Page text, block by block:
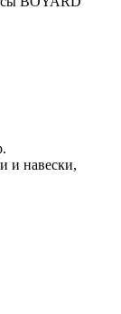
и навески,